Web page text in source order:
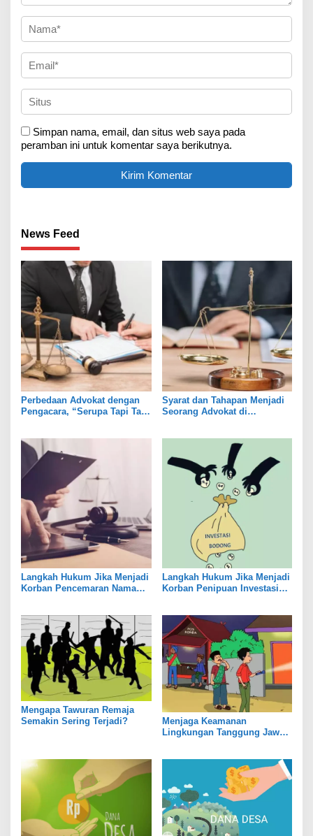
Simpan nama, email, dan situs web saya pada
peramban ini untuk komentar saya berikutnya.
News Feed
Perbedaan Advokat dengan
Pengacara, “Serupa Tapi Tak
Syarat dan Tahapan Menjadi
Seorang Advokat di
Langkah Hukum Jika Menjadi
Korban Pencemaran Nama
Langkah Hukum Jika Menjadi
Korban Penipuan Investasi
Mengapa Tawuran Remaja
Semakin Sering Terjadi?
Menjaga Keamanan
Lingkungan Tanggung Jawab